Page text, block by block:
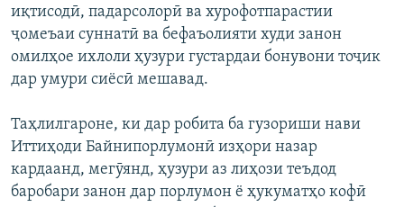
иқтисодӣ, падарсолорӣ ва хурофотпарастии
ҷомеъаи суннатӣ ва бефаъолияти худи занон
омилҳое ихлоли ҳузури густардаи бонувони тоҷик
дар умури сиёсӣ мешавад.
Таҳлилгароне, ки дар робита ба гузориши нави
Иттиҳоди Байнипорлумонӣ изҳори назар
кардаанд, мегӯянд, ҳузури аз лиҳози теъдод
баробари занон дар порлумон ё ҳукуматҳо кофӣ